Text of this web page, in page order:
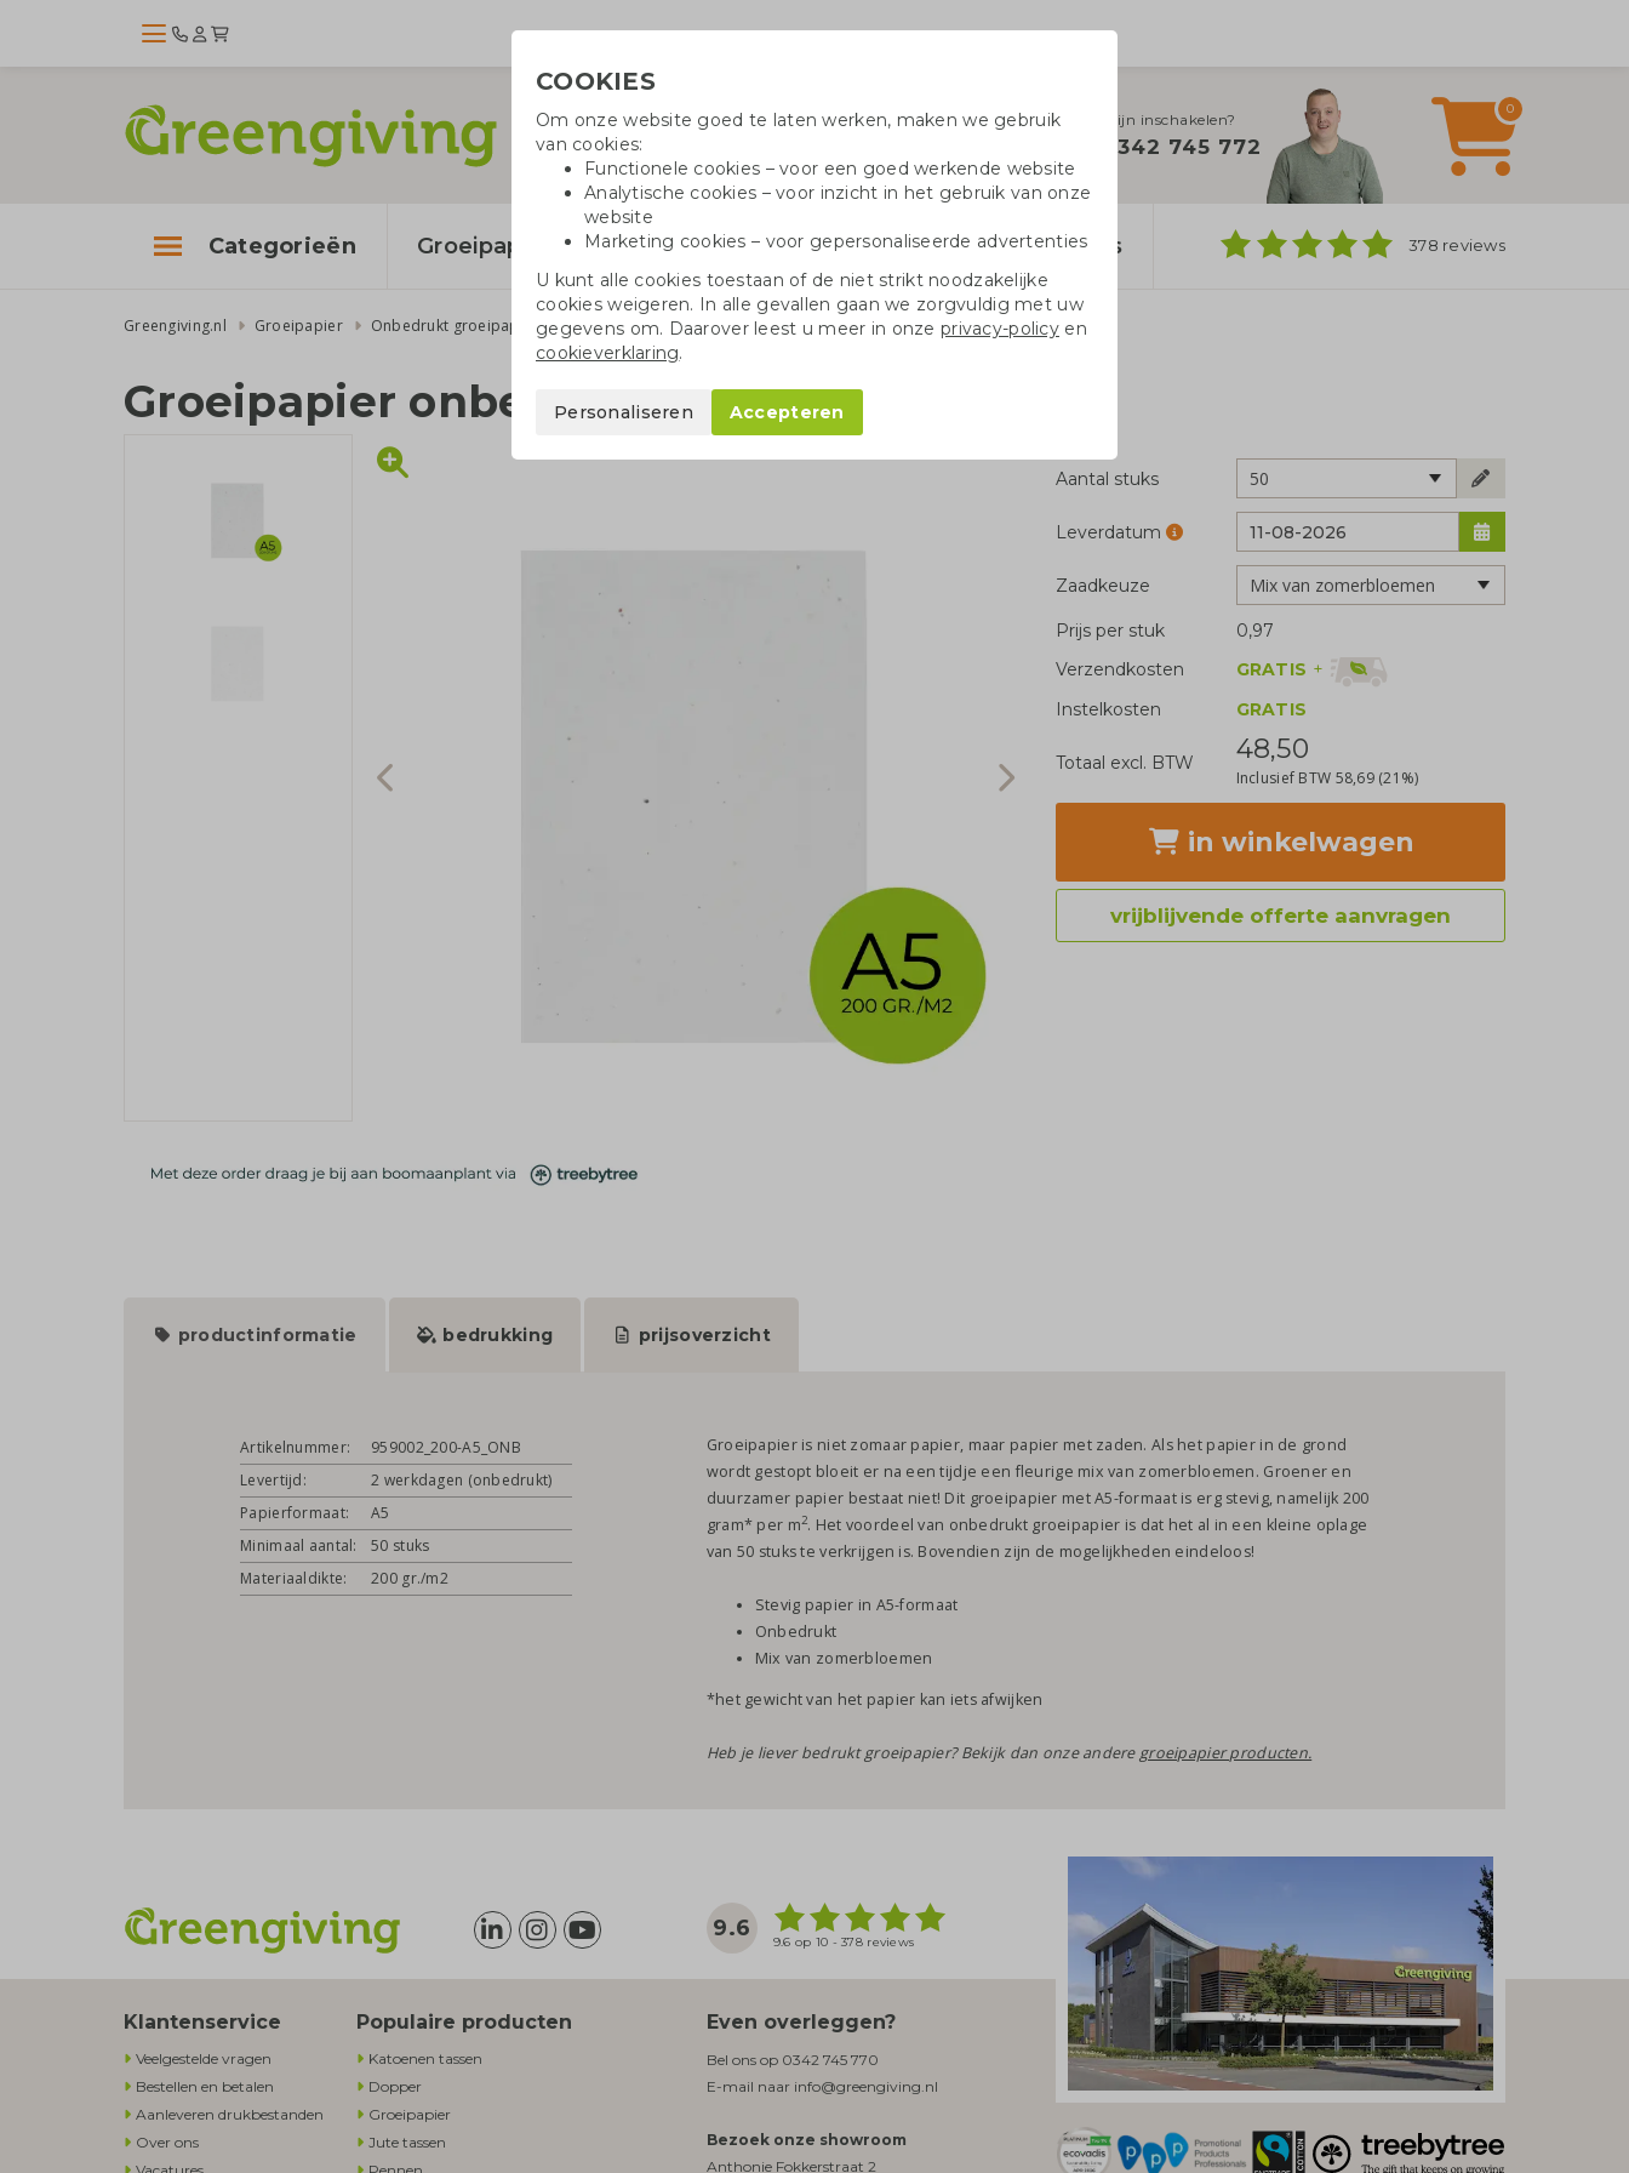
Hulplijn inschakelen?
0342 745 772
0
Categorieën Groeipapier Katoenen tassen Pennen Doppers 378 reviews
Greengiving.nl Groeipapier Onbedrukt groeipapier Groeipapier onbedrukt A5 | 200 gr./m2
Groeipapier onbedrukt A5 | 200 gr./m2
Aantal stuks 50
Leverdatum
Zaadkeuze
Prijs per stuk
0,97
Verzendkosten
GRATIS +
Instelkosten
GRATIS
Totaal excl. BTW 48,50
Inclusief BTW 58,69 (21%)
in winkelwagen
vrijblijvende offerte aanvragen
productinformatie bedrukking prijsoverzicht
Artikelnummer:
959002_200-A5_ONB
Levertijd:
2 werkdagen (onbedrukt)
Papierformaat:
A5
Minimaal aantal:
50 stuks
Materiaaldikte:
200 gr./m2
Groeipapier is niet zomaar papier, maar papier met zaden. Als het papier in de grond
wordt gestopt bloeit er na een tijdje een fleurige mix van zomerbloemen. Groener en
duurzamer papier bestaat niet! Dit groeipapier met A5-formaat is erg stevig, namelijk 200
gram* per m2. Het voordeel van onbedrukt groeipapier is dat het al in een kleine oplage
van 50 stuks te verkrijgen is. Bovendien zijn de mogelijkheden eindeloos!
Stevig papier in A5-formaat
Onbedrukt
Mix van zomerbloemen
*het gewicht van het papier kan iets afwijken
Heb je liever bedrukt groeipapier? Bekijk dan onze andere groeipapier producten.
9.6
9.6 op 10 - 378 reviews
Klantenservice
Veelgestelde vragen
Bestellen en betalen
Aanleveren drukbestanden
Over ons
Populaire producten
Katoenen tassen
Dopper
Groeipapier
Jute tassen
Even overleggen?
Bel ons op 0342 745 770
E-mail naar info@greengiving.nl
Bezoek onze showroom
Anthonie Fokkerstraat 2
COOKIES
Om onze website goed te laten werken, maken we gebruik
van cookies:
Functionele cookies – voor een goed werkende website
Analytische cookies – voor inzicht in het gebruik van onze
website
Marketing cookies – voor gepersonaliseerde advertenties
U kunt alle cookies toestaan of de niet strikt noodzakelijke
cookies weigeren. In alle gevallen gaan we zorgvuldig met uw
gegevens om. Daarover leest u meer in onzeprivacy-policyen
cookieverklaring.
Personaliseren Accepteren